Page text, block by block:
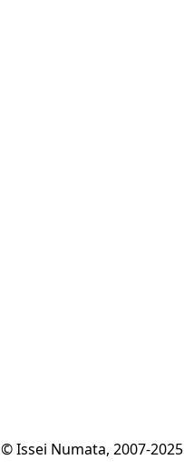
© Issei Numata, 2007-2025